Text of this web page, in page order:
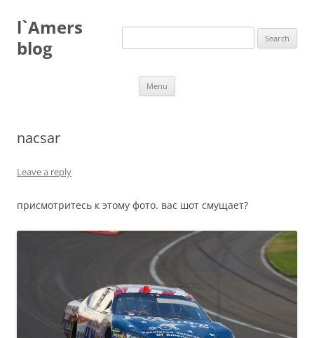
content
l`Amers
blog
Search
Menu
nacsar
Leave a reply
присмотритесь к этому фото. вас шот смущает?